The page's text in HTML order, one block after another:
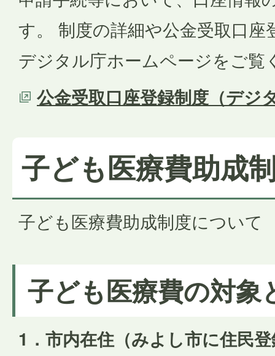
す。 制度の詳細や公金受取口
デジタル庁ホームページをご覧
公金受取口座登録制度（デジ
子ども医療費助成
子ども医療費助成制度について
子ども医療費の対象
1．市内在住（みよし市に住民